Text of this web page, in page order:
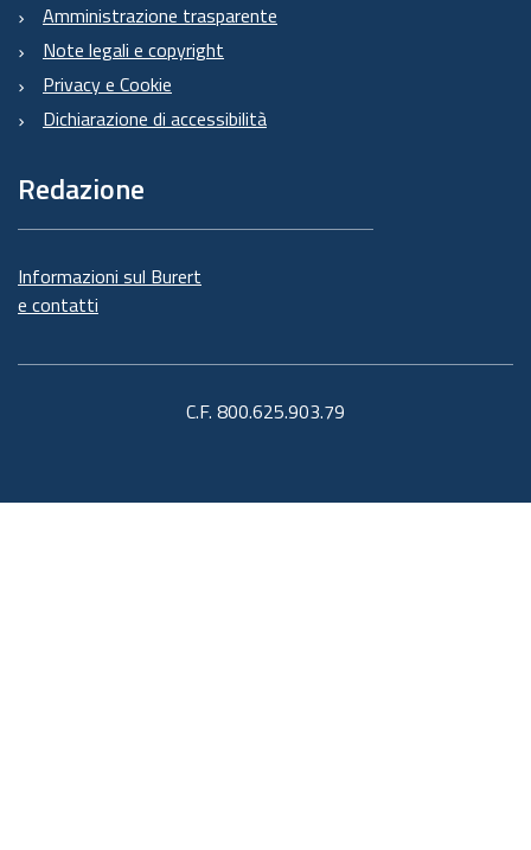
Amministrazione trasparente
Note legali e copyright
Privacy e Cookie
Dichiarazione di accessibilità
Redazione
Informazioni sul Burert
e contatti
C.F. 800.625.903.79